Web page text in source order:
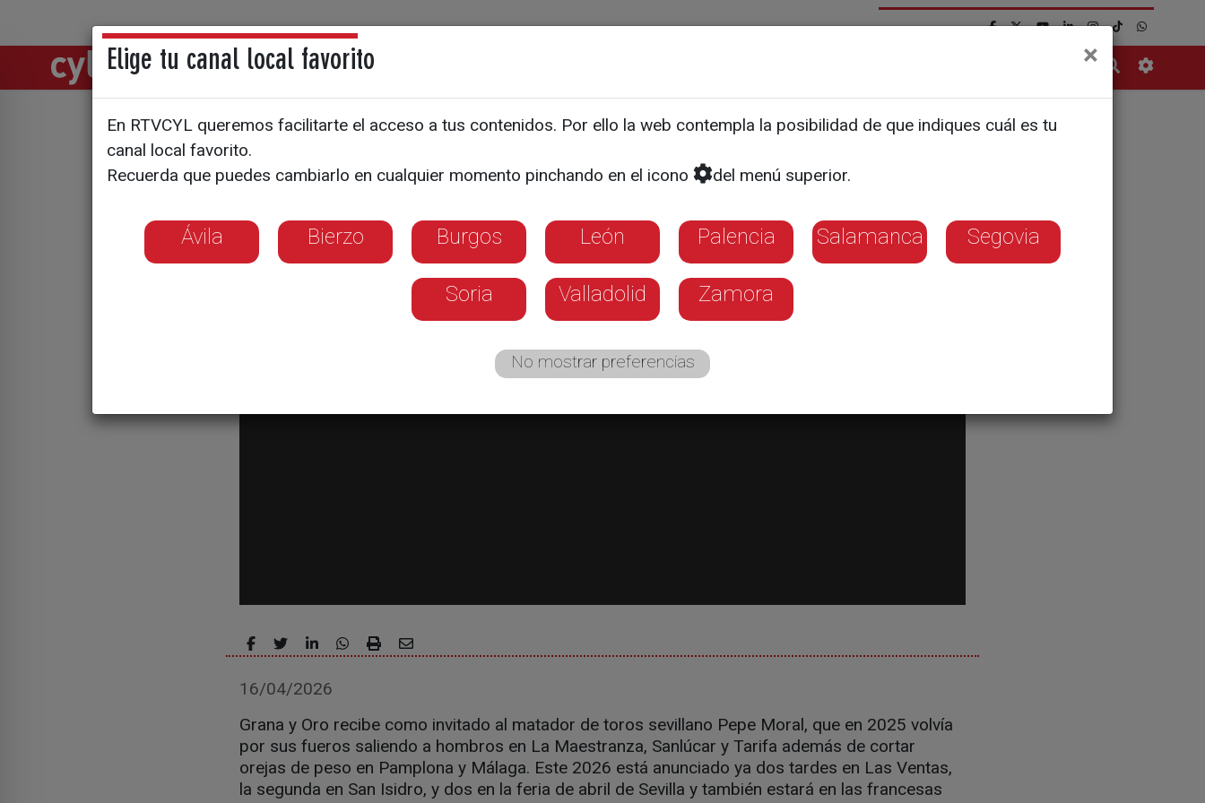
Directos Noticias
Grana y Oro - Pepe Moral
16/04/2026
Grana y Oro recibe como invitado al matador de toros sevillano Pepe Moral, que en 2025 volvía
por sus fueros saliendo a hombros en La Maestranza, Sanlúcar y Tarifa además de cortar
orejas de peso en Pamplona y Málaga. Este 2026 está anunciado ya dos tardes en Las Ventas,
la segunda en San Isidro, y dos en la feria de abril de Sevilla y también estará en las francesas
Elige tu canal local favorito ×
En RTVCYL queremos facilitarte el acceso a tus contenidos. Por ello la web contempla la posibilidad de que indiques cuál es tu
canal local favorito.
Recuerda que puedes cambiarlo en cualquier momento pinchando en el icono
del menú superior.
Ávila Bierzo Burgos León Palencia Salamanca Segovia
Soria Valladolid Zamora
No mostrar preferencias